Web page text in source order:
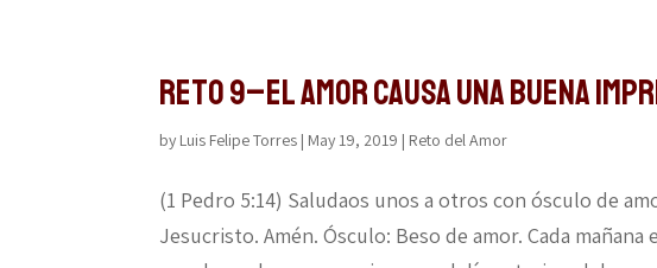
Reto 9–El amor causa una buena
by Luis Felipe Torres | May 19, 2019 | Reto del Amor
(1 Pedro 5:14) Saludaos unos a otros con ósculo de
Jesucristo. Amén. Ósculo: Beso de amor. Cada